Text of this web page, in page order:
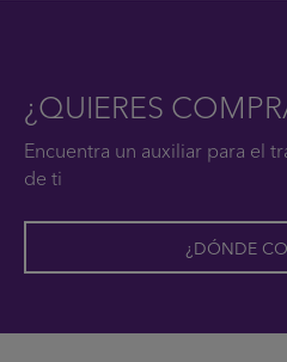
¿QUIERES
Encuentra un auxiliar para el
de ti
¿DÓNDE